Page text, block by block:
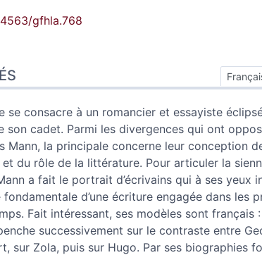
gfhla.768
se consacre à un romancier et essayiste
son cadet. Parmi les divergences qui ont
Mann, la principale concerne leur conception
du rôle de la littérature. Pour articuler la
a fait le portrait d’écrivains qui à ses yeux
fondamentale d’une écriture engagée dans les
Fait intéressant, ses modèles sont français
successivement sur le contraste entre
sur Zola, puis sur Hugo. Par ses biographies